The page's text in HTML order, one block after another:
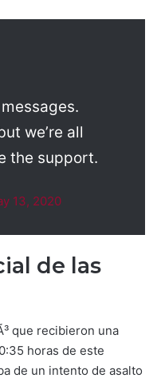
we’re all
the support.
13, 2020
de las
que recibieron una
horas de este
de un intento de asalto